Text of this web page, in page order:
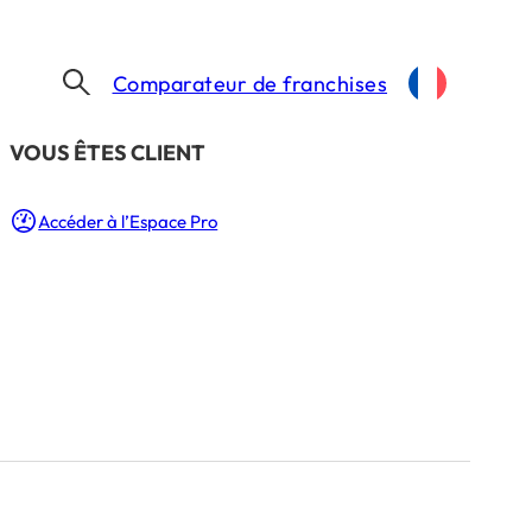
​VOUS ÊTES CLIENT
Accéder à l’Espace Pro
Comparateur de franchises
Irripiscine by